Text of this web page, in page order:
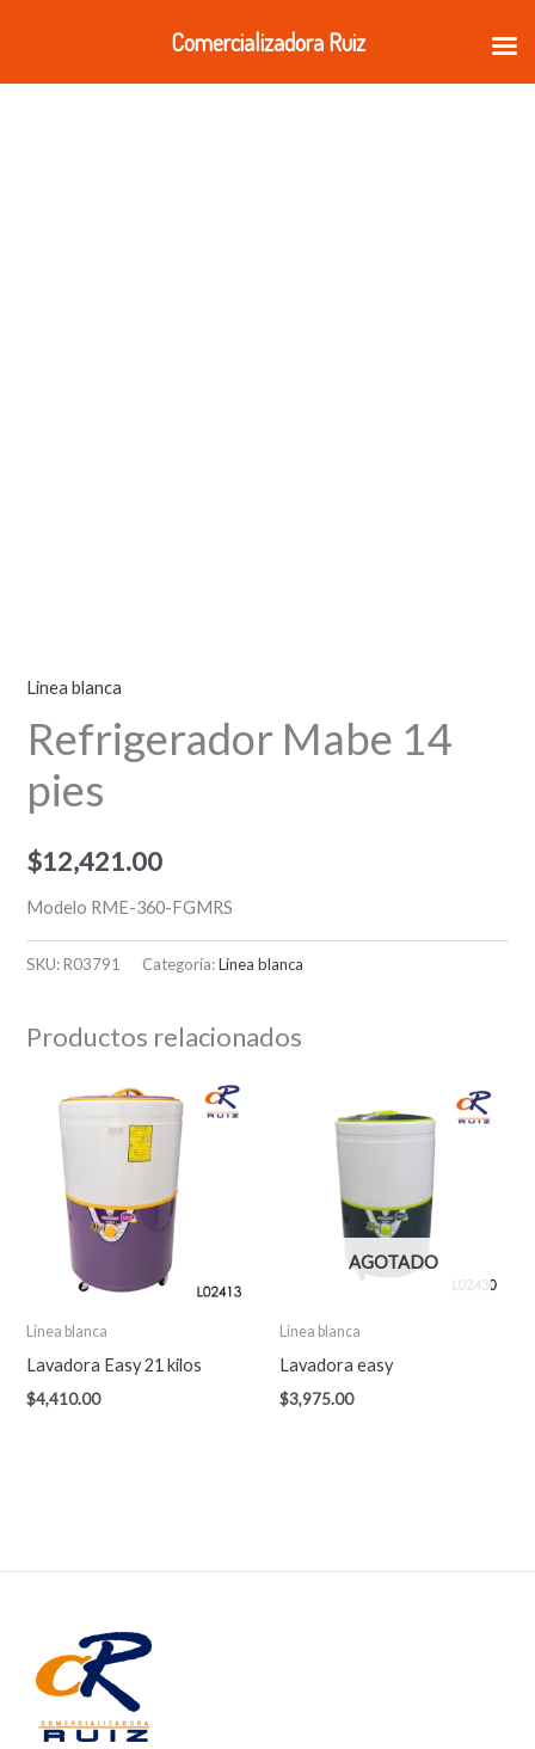
contenido
Linea blanca
Refrigerador Mabe 14
pies
$12,421.00
Modelo RME-360-FGMRS
SKU:R03791 Categoría:Linea blanca
Productos relacionados
Linea blanca
Lavadora Easy 21 kilos
$4,410.00
AGOTADO
Linea blanca
Lavadora easy
$3,975.00
Comercializadora Ruiz